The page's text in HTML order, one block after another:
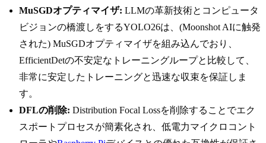
MuSGDオプティマイザ: LLMの革新技術とコンピュータ
ビジョンの橋渡しをするYOLO26は、(Moonshot AIに触発
された) MuSGDオプティマイザを組み込んでおり、
EfficientDetの不安定なトレーニングループと比較して、
非常に安定したトレーニングと迅速な収束を保証しま
す。
DFLの削除: Distribution Focal Lossを削除することでエク
スポートプロセスが簡素化され、低電力マイクロコント